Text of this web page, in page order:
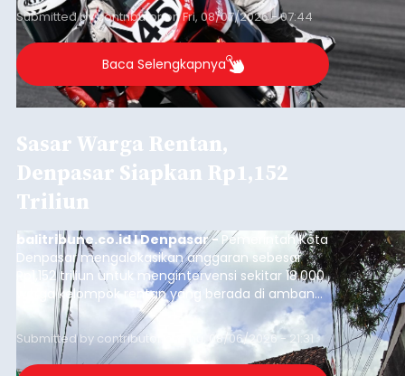
Submitted bycontributoronFri, 08/07/2026 - 07:44
Baca Selengkapnya
Sasar Warga Rentan,
Denpasar Siapkan Rp1,152
Triliun
balitribune.co.id I Denpasar - Pemerintah Kota
Denpasar mengalokasikan anggaran sebesar
Rp1,152 triliun untuk mengintervensi sekitar 18.000
warga kelompok rentan yang berada di ambang
garis kemiskinan. Langkah strategis ini diambil
guna menjaga masyarakat yang berada pada
kelompok desil 5 dan 6 tersebut agar tidak
merosot ke kategori miskin.
Submitted by contributor Thu, 08/06/2026 - 21:31